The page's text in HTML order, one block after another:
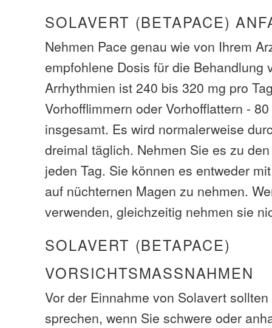
SOLAVERT (BETAPACE)
Nehmen Pace genau wie von Ihrem
empfohlene Dosis für die Behandlung
Arrhythmien ist 240 bis 320 mg pro
Vorhofflimmern oder Vorhofflattern -
insgesamt. Es wird normalerweise
dreimal täglich. Nehmen Sie es zu
jeden Tag. Sie können es entweder
auf nüchternen Magen zu nehmen.
verwenden, gleichzeitig nehmen sie
SOLAVERT (BETAPACE)
VORSICHTSMASSNAHMEN
Vor der Einnahme von Solavert
sprechen, wenn Sie schwere oder